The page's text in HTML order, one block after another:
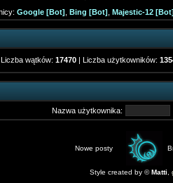
Google [Bot] Bing [Bot] Majestic-12
Liczba wątków: 17470 | Liczba użytkowników:
Nazwa użytkownika:
Nowe posty
Style created by ©Matti